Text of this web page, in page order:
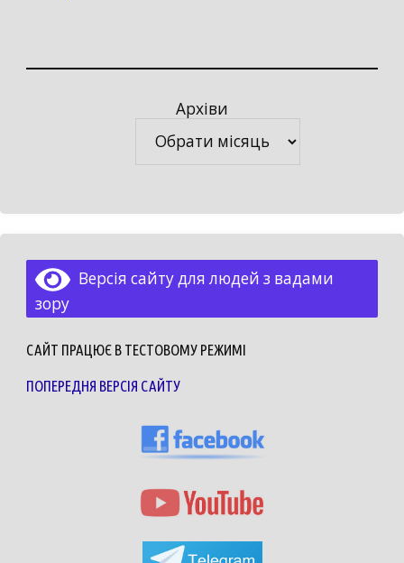
Архіви
Версія сайту для людей з вадами
зору
САЙТ ПРАЦЮЄ В ТЕСТОВОМУ РЕЖИМІ
ПОПЕРЕДНЯ ВЕРСІЯ САЙТУ